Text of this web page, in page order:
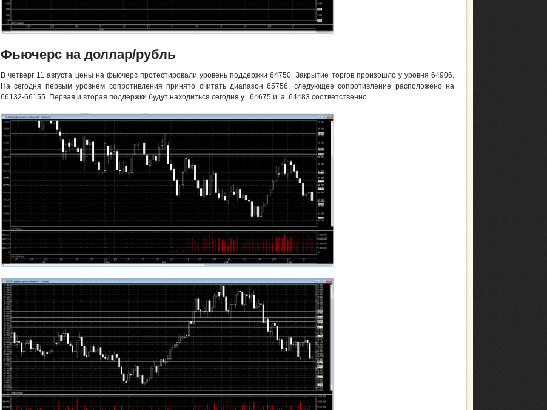
Фьючерс на доллар/рубль
В четверг 11 августа цены на фьючерс протестировали уровень поддержки 64750. Закрытие торгов произошло у уровня 64906.
На сегодня первым уровнем сопротивления принято считать диапазон 65756, следующее сопротивление расположено на
66132-66155. Первая и вторая поддержки будут находиться сегодня у 64675 и а 64483 соответственно.